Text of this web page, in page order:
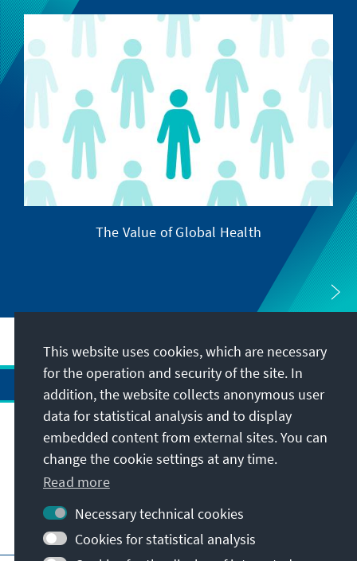
The Value of Global Health
Address
Contact
Visit also
This website uses cookies, which are necessary
for the operation and security of the site. In
addition, the website collects anonymous user
data for statistical analysis and to display
embedded content from external sites. You can
change the cookie settings at any time.
Read more
Necessary technical cookies
Cookies for statistical analysis